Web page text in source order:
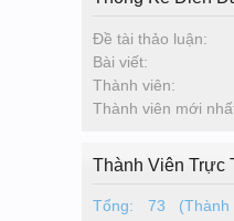
Đề tài thảo luận:
Bài viết:
Thành viên:
Thành viên mới
Thành Viên Trực
Tổng: 73